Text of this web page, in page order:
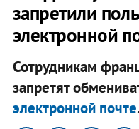
запретили
электронной
Сотрудникам
запретят
электронной почте